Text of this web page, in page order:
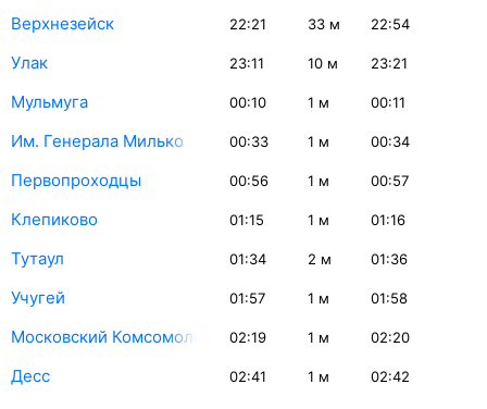
Верхнезейск 22:21 33 м 22:54
Улак 23:11 10 м 23:21
Мульмуга 00:10 1 м 00:11
Им. Генерала Милько 00:33 1 м 00:34
Первопроходцы 00:56 1 м 00:57
Клепиково 01:15 1 м 01:16
Тутаул 01:34 2 м 01:36
Учугей 01:57 1 м 01:58
Московский Комсомолец 02:19 1 м 02:20
Десс 02:41 1 м 02:42